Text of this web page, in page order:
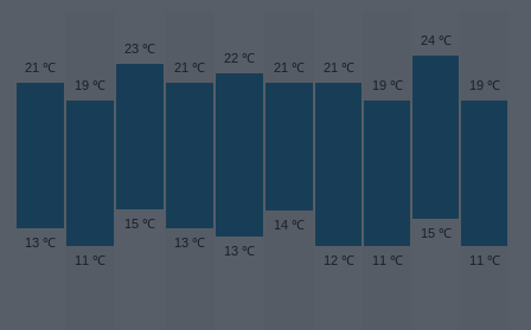
21 ℃
13 ℃
19 ℃
11 ℃
23 ℃
15 ℃
21 ℃
13 ℃
22 ℃
13 ℃
21 ℃
14 ℃
21 ℃
12 ℃
19 ℃
11 ℃
24 ℃
15 ℃
19 ℃
11 ℃